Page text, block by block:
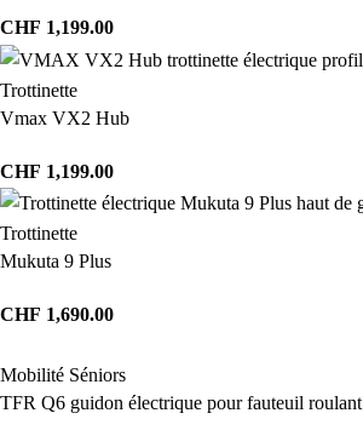
CHF 1,199.00
Trottinette
Vmax VX2 Hub
CHF 1,199.00
Trottinette
Mukuta 9 Plus
CHF 1,690.00
Mobilité Séniors
TFR Q6 guidon électrique pour fauteuil roulant